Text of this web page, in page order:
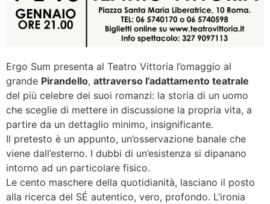
Ergo Sum presenta al Teatro Vittoria l’omaggio al
grande Pirandello, attraverso l’adattamento teatrale
del più celebre dei suoi romanzi: la storia di un uomo
che sceglie di mettere in discussione la propria vita, a
partire da un dettaglio minimo, insignificante.
Il pretesto è un appunto, un’osservazione banale che
viene dall’esterno. I dubbi di un’esistenza si dipanano
intorno ad un particolare fisico.
Le cento maschere della quotidianità, lasciano il posto
alla ricerca del SÉ autentico, vero, profondo. L’ironia